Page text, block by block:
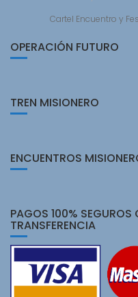
Cartel Encuentro y
OPERACIÓN FUTURO
TREN MISIONERO
ENCUENTROS
PAGOS 100%
TRANSFERENCIA